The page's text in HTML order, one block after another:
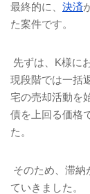
最終的に、 決済
た案件です。
先ずは、 K様に
現段階では一括
宅の売却活動を
債を上回る価格
た。
そのため、滞納
ていきました。